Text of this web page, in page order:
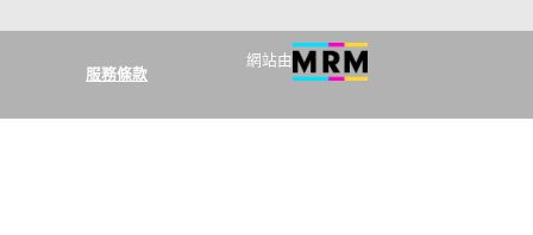
服務條款
網站由